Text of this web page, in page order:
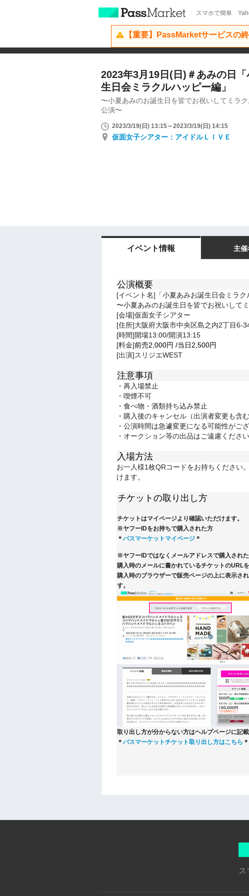
スマホで簡単
【重要】PassMarketサービスの
2023年3月19日(日)＃あみの日
生日会ミラクルハッピー編」
〜小夏あみのお誕生日を皆でお祝いしてミラ
公演〜
2023/3/19(日) 13:15～2023/3/19(日) 14:15
仮面女子シアター：アイドルＬＩＶＥ
イベント情報 主
公演概要
[イベント名]「小夏あみお誕生日会ミラク
〜小夏あみのお誕生日を皆でお祝いして
[会場]仮面女子シアター
[住所]大阪府大阪市中央区島之内2丁目6-
[時間]開場13:00/開演13:15
[料金]前売2,000円 /当日2,500円
[出演]スリジエWEST
注意事項
・再入場禁止
・喫煙不可
・食べ物・酒類持ち込み禁止
・購入後のキャンセル（出演者変更も含
・公演時間は急遽変更になる可能性がご
・オークション等の出品はご遠慮くださ
入場方法
お一人様1枚QRコードをお持ちください
けます。
チケットの取り出し方
チケットはマイページより確認いただけます。
※ヤフーIDをお持ちで購入された方
＊ パスマーケットマイページ ＊
※ヤフーIDではなくメールアドレスで購入され
購入時のメールに書かれているチケットのURL
購入時のブラウザーで販売ページの上に表示さ
す。
取り出し方が分からない方はヘルプページに記載
＊ パスマーケットチケット取り出し方はこちら ＊